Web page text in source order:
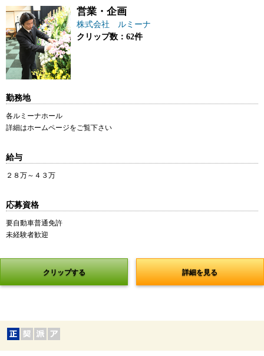
営業・企画
株式会社 ルミーナ
クリップ数：62件
勤務地
各ルミーナホール
詳細はホームページをご覧下さい
給与
２８万～４３万
応募資格
要自動車普通免許
未経験者歓迎
クリップする 詳細を見る